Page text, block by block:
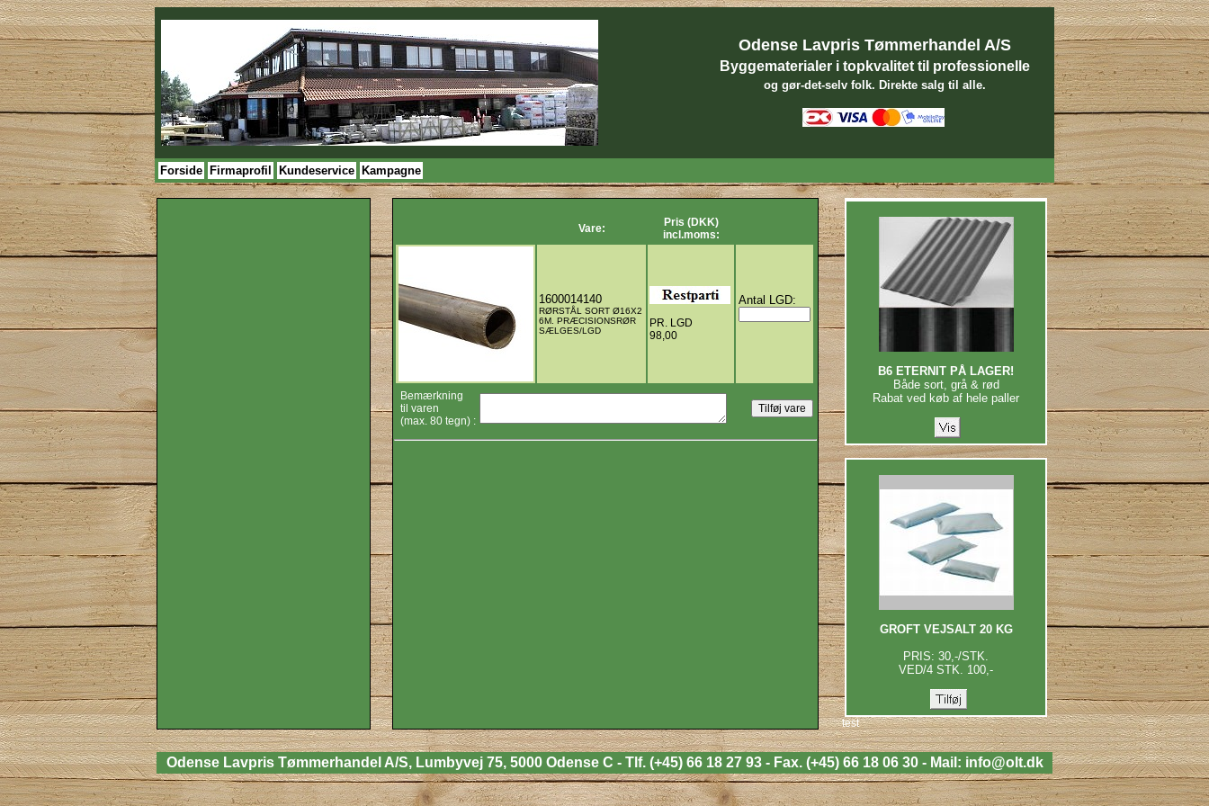
Odense Lavpris Tømmerhandel A/S
Byggematerialer i topkvalitet til professionelle
og gør-det-selv folk. Direkte salg til alle.
Forside Firmaprofil Kundeservice Kampagne
Vare:
Pris (DKK)
incl.moms:
1600014140
RØRSTÅL SORT Ø16X2
6M. PRÆCISIONSRØR
SÆLGES/LGD
PR. LGD
98,00
Antal LGD:
Bemærkning
til varen
(max. 80 tegn) :
B6 ETERNIT PÅ LAGER!
Både sort, grå & rød
Rabat ved køb af hele paller
GROFT VEJSALT 20 KG
PRIS: 30,-/STK.
VED/4 STK. 100,-
test
Odense Lavpris Tømmerhandel A/S, Lumbyvej 75, 5000 Odense C - Tlf. (+45) 66 18 27 93 - Fax. (+45) 66 18 06 30 - Mail: info@olt.dk